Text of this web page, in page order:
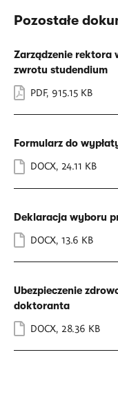
Pozostałe
Zarządzenie rektora
zwrotu studendium
PDF, 915.15 KB
Formularz do
DOCX, 24.11 KB
Deklaracja wyboru
DOCX, 13.6 KB
Ubezpieczenie
doktoranta
DOCX, 28.36 KB